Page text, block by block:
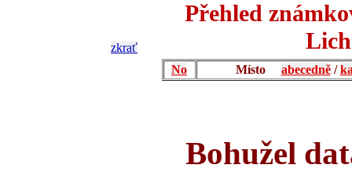
zkrať
Přehled
No Místo abecedně/
Bohužel